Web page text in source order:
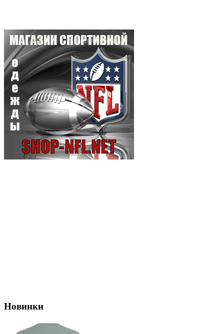
Новинки